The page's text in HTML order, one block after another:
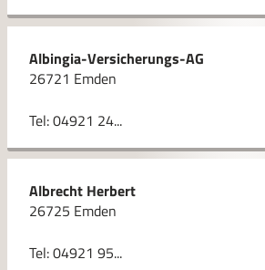
Albingia-Versicherungs-AG
26721 Emden
Tel: 04921 24...
Albrecht Herbert
26725 Emden
Tel: 04921 95...